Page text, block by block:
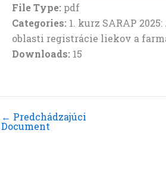
File Type: pdf
Categories: 1. kurz SARAP
oblasti registrácie liekov a
Downloads: 15
← Predchádzajúci
Document